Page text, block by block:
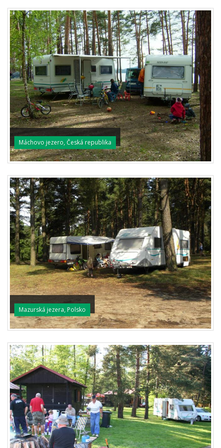
Máchovo jezero, Česká republika
Mazurská jezera, Polsko